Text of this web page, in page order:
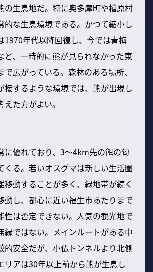
の生息地だ。特に奥多摩町や檜原村
的な生息環境である。かつて縮小し
1970年代以降回復し、今では青梅
ど、一時的に熊が見られなかった東
広がっている。森林のある場所、
接するような環境では、熊が出現し
た方がよい。
に優れており、3～4km先の餌の匂
くる。若いオスグマは新しい生活圏
移動することが多く、緑地帯が続く
動し、都心に近い福生市あたりまで
性は否定できない。人気の観光地で
縁ではない。メインルートがある中
的安全だが、小仏トンネルより北側
リアは30年以上前から熊が生息し